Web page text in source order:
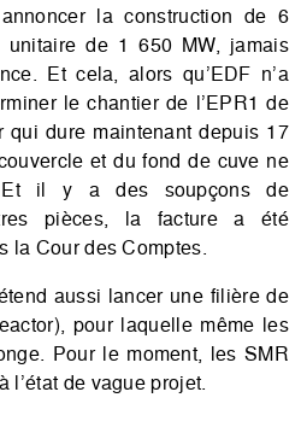
la construction de 6
unitaire de 1 650 MW, jamais
Et cela, alors qu’EDF n’a
le chantier de l’EPR1 de
qui dure maintenant depuis 17
et du fond de cuve ne
Et il y a des soupçons de
pièces, la facture a été
la Cour des Comptes.
aussi lancer une filière de
pour laquelle même les
Pour le moment, les SMR
l’état de vague projet.